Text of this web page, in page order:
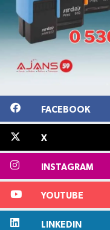
FACEBOOK
X
INSTAGRAM
YOUTUBE
LINKEDIN